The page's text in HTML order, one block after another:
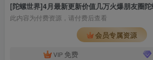
此内容为付费资源，请付费后查看
会员专属资源
VIP 免费